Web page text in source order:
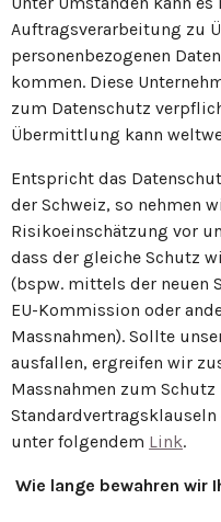
Auftragsverarbeitung zu
personenbezogenen
kommen. Diese
zum Datenschutz
Übermittlung kann
Entspricht das
der Schweiz, so nehmen
Risikoeinschätzung vor
dass der gleiche Schutz
(bspw. mittels der neuen
EU-Kommission oder
Massnahmen). Sollte
ausfallen, ergreifen wir
Massnahmen zum
unter folgendem Link.
Wie lange bewahren wir